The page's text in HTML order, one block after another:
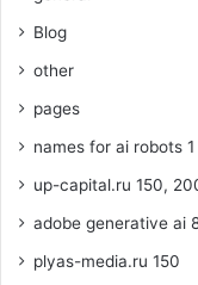
Blog
other
pages
names for ai robots 1
up-capital.ru 150,
adobe generative ai
plyas-media.ru 150